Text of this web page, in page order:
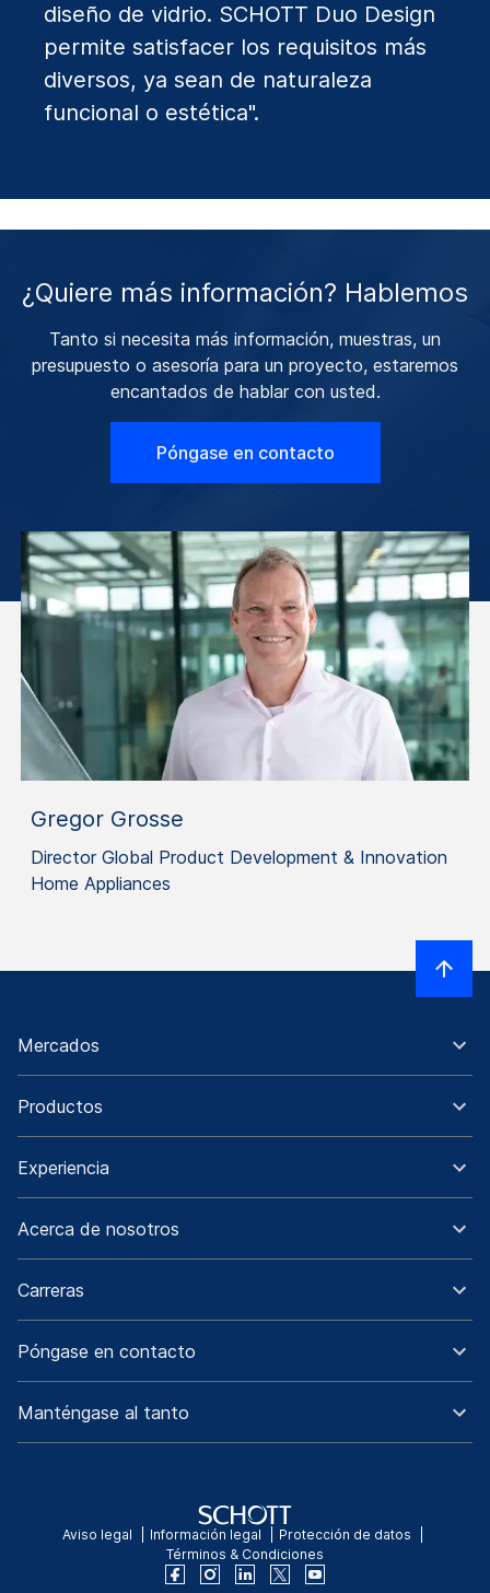
diseño de vidrio. SCHOTT Duo Design
permite satisfacer los requisitos más
diversos, ya sean de naturaleza
funcional o estética".
¿Quiere más información? Hablemos
Tanto si necesita más información, muestras, un
presupuesto o asesoría para un proyecto, estaremos
encantados de hablar con usted.
Póngase en contacto
Gregor Grosse
Director Global Product Development & Innovation
Home Appliances
Mercados
Productos
Experiencia
Acerca de nosotros
Carreras
Póngase en contacto
Manténgase al tanto
Aviso legal Información legal
Protección de datos
Términos & Condiciones